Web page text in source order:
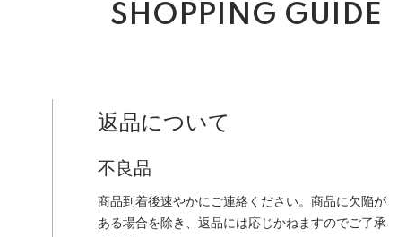
SHOPPING GUIDE
返品について
不良品
商品到着後速やかにご連絡ください。商品に欠陥が
ある場合を除き、返品には応じかねますのでご了承